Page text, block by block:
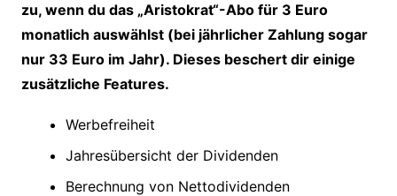
zu, wenn du das „Aristokrat“-Abo für 3 Euro
monatlich auswählst (bei jährlicher Zahlung sogar
nur 33 Euro im Jahr). Dieses beschert dir einige
zusätzliche Features.
Werbefreiheit
Jahresübersicht der Dividenden
Berechnung von Nettodividenden